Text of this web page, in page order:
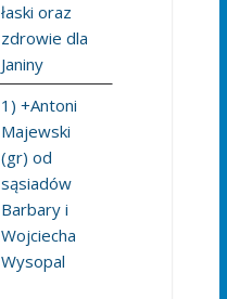
łaski oraz
zdrowie dla
Janiny
1) +Antoni
Majewski
(gr) od
sąsiadów
Barbary i
Wojciecha
Wysopal